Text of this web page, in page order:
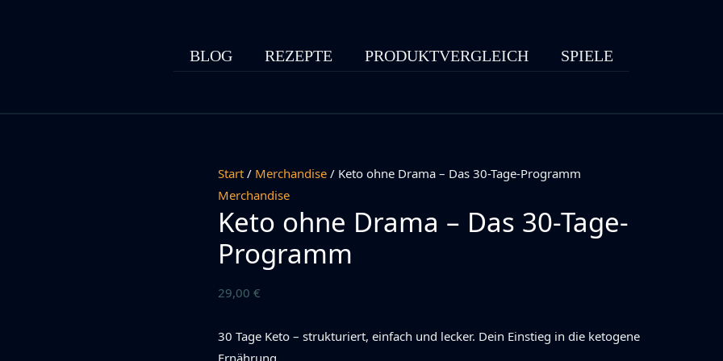
BLOG REZEPTE PRODUKTVERGLEICH SPIELE
Start / Merchandise / Keto ohne Drama – Das 30-Tage-Programm
Merchandise
Keto ohne Drama – Das 30-Tage-
Programm
29,00€
30 Tage Keto – strukturiert, einfach und lecker. Dein Einstieg in die ketogene
Ernährung.